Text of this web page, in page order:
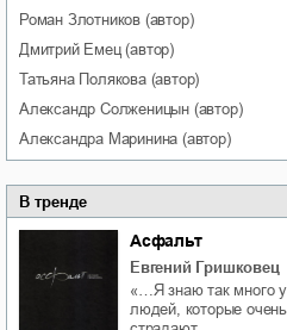
Роман Злотников (автор)
Дмитрий Емец(автор)
Татьяна Полякова(автор)
Александр Солженицын (автор)
Александра Маринина (автор)
В тренде
Асфальт
Евгений Гришковец
«…Я знаю так много
людей, которые